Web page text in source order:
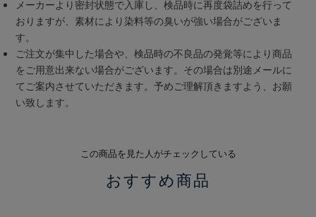
メーカーより密封状態で入庫し、検品時に再度袋詰めを行って
おりますが、素材により染料等の臭いが強い場合がございま
す。
ご注文が集中した場合や、検品時の不良品の発覚等により商品
をご用意出来ない場合がございます。その場合は別途メールに
てご案内させていただきます。予めご理解頂きますよう、お願
い致します。
この商品を見た人がチェックしている
おすすめ商品